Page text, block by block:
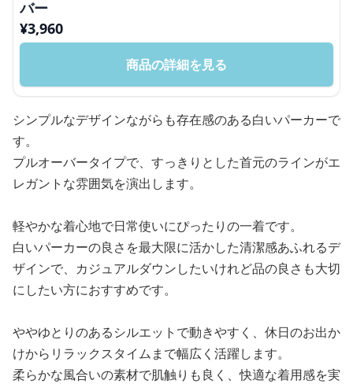
バー
¥3,960
商品の詳細を見る
シンプルなデザインながらも存在感のある白いパーカーで
す。
プルオーバータイプで、すっきりとした首元のラインがエ
レガントな雰囲気を演出します。
軽やかな着心地で日常使いにぴったりの一着です。
白いパーカーの良さを最大限に活かした清潔感あふれるデ
ザインで、カジュアルダウンしたいけれど品の良さも大切
にしたい方におすすめです。
ややゆとりのあるシルエットで動きやすく、休日のお出か
けからリラックスタイムまで幅広く活躍します。
柔らかな風合いの素材で肌触りも良く、快適な着用感を実